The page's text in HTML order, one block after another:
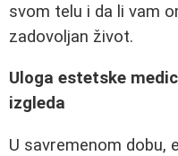
svom telu i da li vam
zadovoljan život.
Uloga estetske
izgleda
U savremenom dobu,